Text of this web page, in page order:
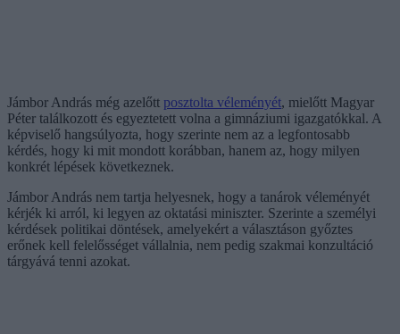
Jámbor András még azelőtt posztolta véleményét, mielőtt Magyar
Péter találkozott és egyeztetett volna a gimnáziumi igazgatókkal. A
képviselő hangsúlyozta, hogy szerinte nem az a legfontosabb
kérdés, hogy ki mit mondott korábban, hanem az, hogy milyen
konkrét lépések következnek.
Jámbor András nem tartja helyesnek, hogy a tanárok véleményét
kérjék ki arról, ki legyen az oktatási miniszter. Szerinte a személyi
kérdések politikai döntések, amelyekért a választáson győztes
erőnek kell felelősséget vállalnia, nem pedig szakmai konzultáció
tárgyává tenni azokat.